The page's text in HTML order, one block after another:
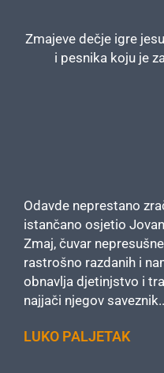
Zmajeve dečje igre
i pesnika koju je
Odavde neprestano
istančano osjetio
Zmaj, čuvar
rastrošno razdanih i
obnavlja djetinjstvo i
najjači njegov
LUKO PALJETAK